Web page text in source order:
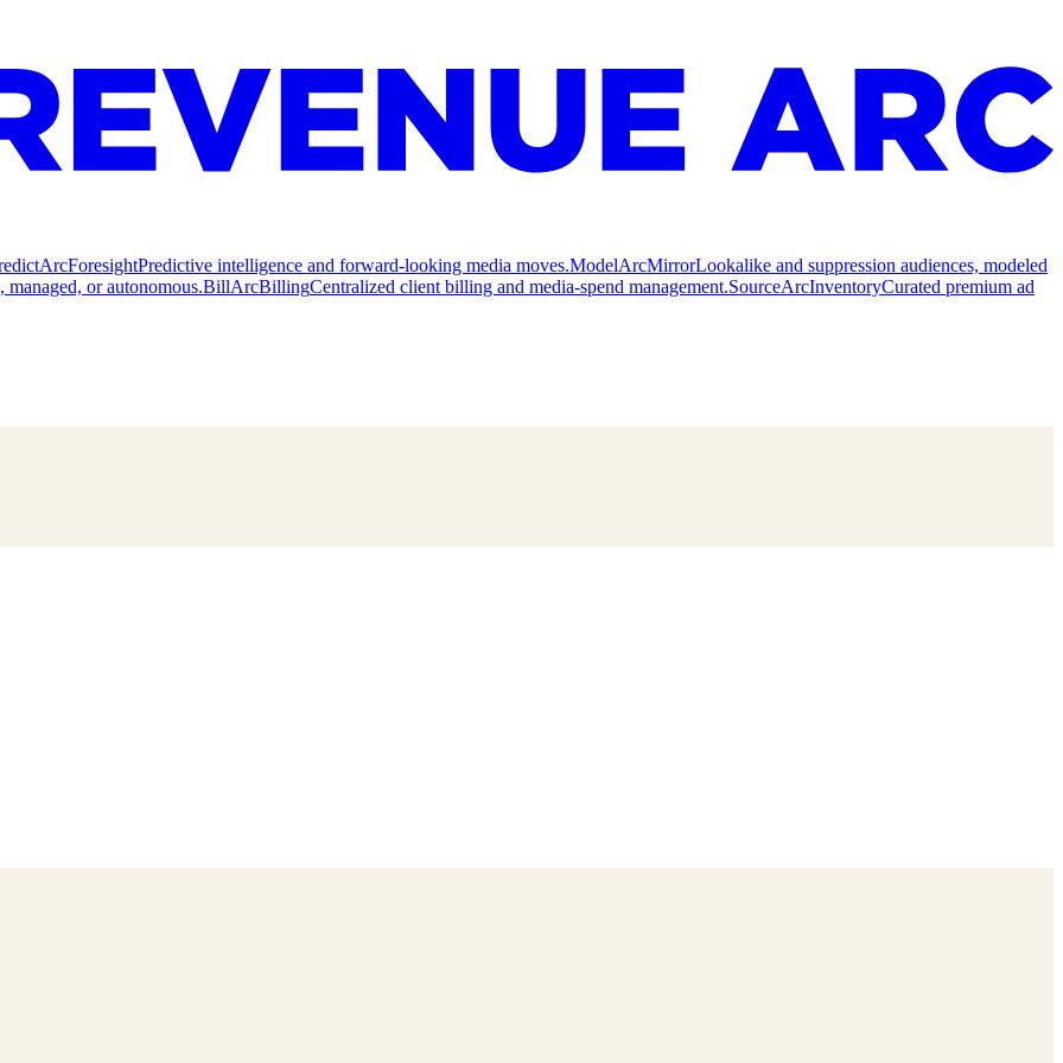
ArcForesightPredictive intelligence and forward-looking media moves.ModelArcMirrorLookalike and suppression audiences, modeled
or autonomous.BillArcBillingCentralized client billing and media-spend management.SourceArcInventoryCurated premium ad